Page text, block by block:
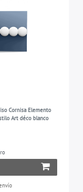
Cornisa Elemento
Art déco blanco